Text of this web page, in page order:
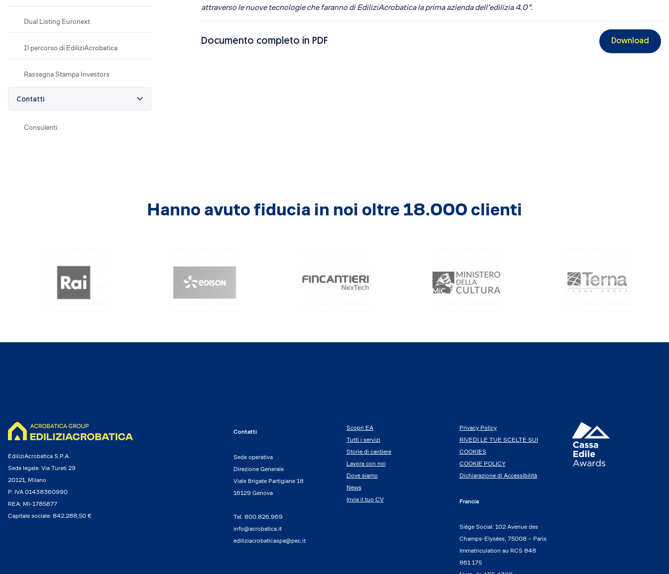
Dual Listing Euronext
Il percorso di EdiliziAcrobatica
Rassegna Stampa Investors
Contatti
Consulenti
attraverso le nuove tecnologie che faranno di EdiliziAcrobatica la prima azienda dell’edilizia 4.0”.
Documento completo in PDF Download
Hanno avuto fiducia in noi oltre 18.000 clienti
EdiliziAcrobatica S.P.A.
Sede legale: Via Turati 29
20121, Milano
P. IVA 01438360990
REA: MI-1785877
Capitale sociale: 842.288,50 €
Contatti
Sede operativa
Direzione Generale
Viale Brigate Partigiane 18
16129 Genova
Tel.800.826.969
info@acrobatica.it
ediliziacrobaticaspa@pec.it
Scopri EA
Tutti i servizi
Storie di cantiere
Lavora con noi
Dove siamo
News
Invia il tuo CV
Privacy Policy
RIVEDI LE TUE SCELTE SUI
COOKIES
COOKIE POLICY
Dichiarazione di Accessibilità
Francia
Siège Social: 102 Avenue des
Champs-Elysées, 75008 – Paris
Immatriculation au RCS 848
861 175